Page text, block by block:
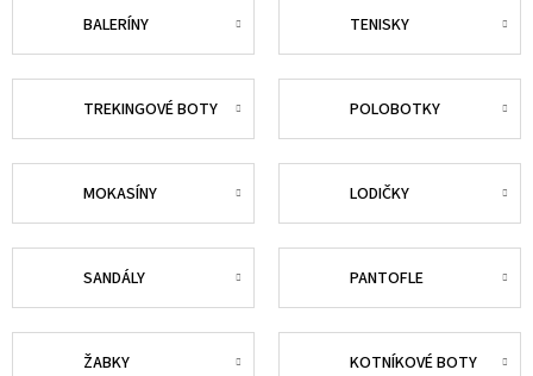
BALERÍNY TENISKY
TREKINGOVÉ BOTY POLOBOTKY
MOKASÍNY LODIČKY
SANDÁLY PANTOFLE
ŽABKY KOTNÍKOVÉ BOTY